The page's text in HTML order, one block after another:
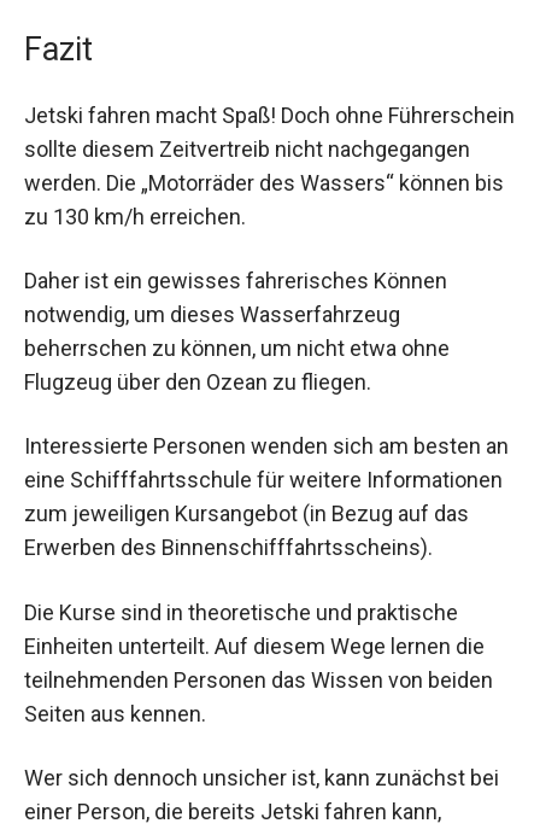
Fazit
Jetski fahren macht Spaß! Doch ohne Führerschein
sollte diesem Zeitvertreib nicht nachgegangen
werden. Die „Motorräder des Wassers“ können bis
zu 130 km/h erreichen.
Daher ist ein gewisses fahrerisches Können
notwendig, um dieses Wasserfahrzeug
beherrschen zu können, um nicht etwa ohne
Flugzeug über den Ozean zu fliegen.
Interessierte Personen wenden sich am besten an
eine Schifffahrtsschule für weitere Informationen
zum jeweiligen Kursangebot (in Bezug auf das
Erwerben des Binnenschifffahrtsscheins).
Die Kurse sind in theoretische und praktische
Einheiten unterteilt. Auf diesem Wege lernen die
teilnehmenden Personen das Wissen von beiden
Seiten aus kennen.
Wer sich dennoch unsicher ist, kann zunächst bei
einer Person, die bereits Jetski fahren kann,